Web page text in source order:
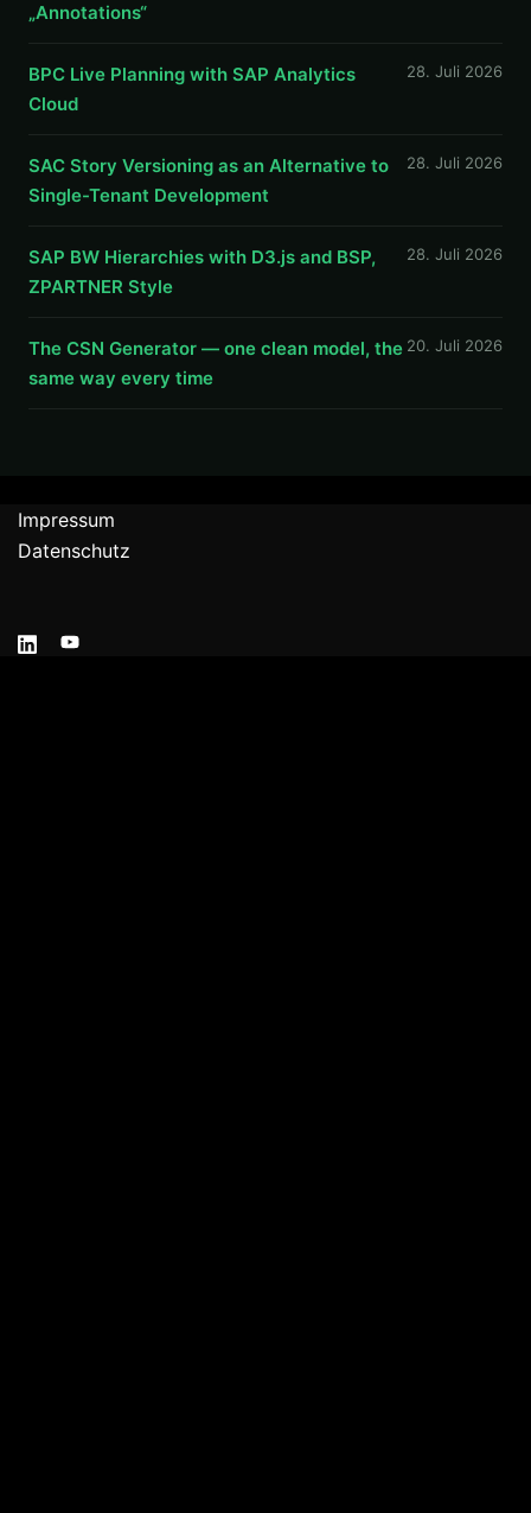
„Annotations“
BPC Live Planning with SAP Analytics
Cloud
28. Juli 2026
SAC Story Versioning as an Alternative to
Single-Tenant Development
28. Juli 2026
SAP BW Hierarchies with D3.js and BSP,
ZPARTNER Style
28. Juli 2026
The CSN Generator — one clean model, the
same way every time
20. Juli 2026
Impressum
Datenschutz